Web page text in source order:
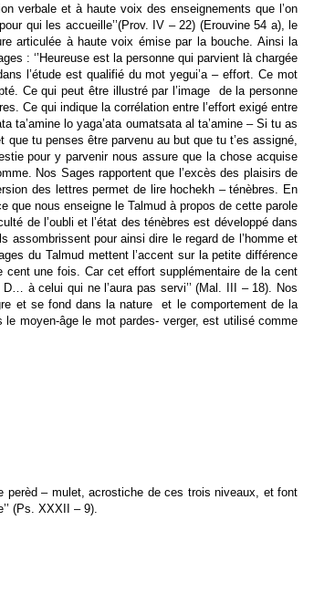
verbale et à haute voix des enseignements que l’on
qui les accueille’’(Prov. IV – 22) (Erouvine 54 a), le
articulée à haute voix émise par la bouche. Ainsi la
: ‘’Heureuse est la personne qui parvient là chargée
l’étude est qualifié du mot yegui’a – effort. Ce mot
Ce qui peut être illustré par l’image de la personne
Ce qui indique la corrélation entre l’effort exigé entre
ta’amine lo yaga’ata oumatsata al ta’amine – Si tu as
tu penses être parvenu au but que tu t’es assigné,
pour y parvenir nous assure que la chose acquise
Nos Sages rapportent que l’excès des plaisirs de
des lettres permet de lire hochekh – ténèbres. En
que nous enseigne le Talmud à propos de cette parole
de l’oubli et l’état des ténèbres est développé dans
pour ainsi dire le regard de l’homme et
du Talmud mettent l’accent sur la petite différence
cent une fois. Car cet effort supplémentaire de la cent
à celui qui ne l’aura pas servi’’ (Mal. III – 18). Nos
et se fond dans la nature et le comportement de la
moyen-âge le mot pardes- verger, est utilisé comme
perèd – mulet, acrostiche de ces trois niveaux, et font
(Ps. XXXII – 9).